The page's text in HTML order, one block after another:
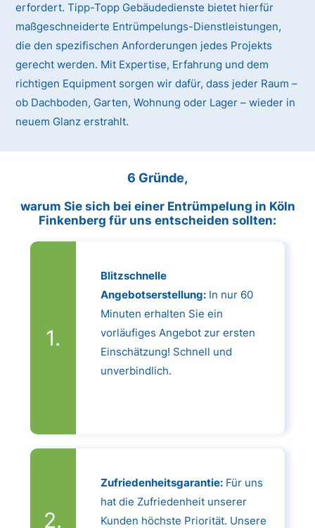
erfordert. Tipp-Topp Gebäudedienste bietet hierfür
maßgeschneiderte Entrümpelungs-Dienstleistungen,
die den spezifischen Anforderungen jedes Projekts
gerecht werden. Mit Expertise, Erfahrung und dem
richtigen Equipment sorgen wir dafür, dass jeder Raum –
ob Dachboden, Garten, Wohnung oder Lager – wieder in
neuem Glanz erstrahlt.
6 Gründe,
warum Sie sich bei einer Entrümpelung in Köln
Finkenberg für uns entscheiden sollten:
Blitzschnelle
Angebotserstellung:In nur 60
Minuten erhalten Sie ein
vorläufiges Angebot zur ersten
Einschätzung! Schnell und
unverbindlich.
Zufriedenheitsgarantie:Für uns
hat die Zufriedenheit unserer
Kunden höchste Priorität. Unsere